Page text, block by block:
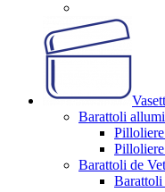
Barattoli
Barattoli de
Barattoli